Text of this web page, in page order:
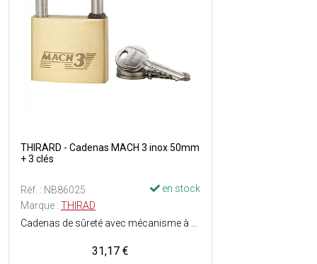
THIRARD - Cadenas MACH 3 inox 50mm
+ 3 clés
Réf. : NB86025
en stock
Marque : THIRAD
31,17 €